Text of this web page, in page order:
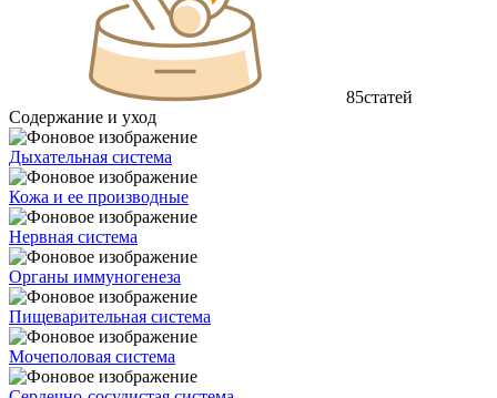
85статей
Содержание и уход
Дыхательная система
Кожа и ее производные
Нервная система
Органы иммуногенеза
Пищеварительная система
Мочеполовая система